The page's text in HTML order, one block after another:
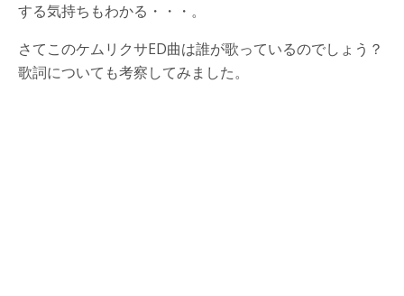
する気持ちもわかる・・・。
さてこのケムリクサED曲は誰が歌っているのでしょう？
歌詞についても考察してみました。